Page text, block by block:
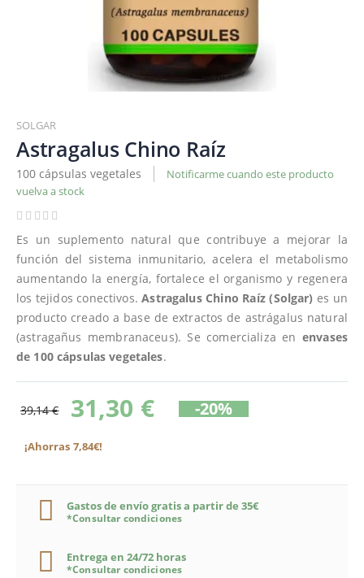
al
comienzo
de
la
galería
de
SOLGAR
Astragalus Chino Raíz
100 cápsulas vegetales
Notificarme cuando este producto
vuelva a stock
Es un suplemento natural que contribuye a mejorar la
función del sistema inmunitario, acelera el metabolismo
aumentando la energía, fortalece el organismo y regenera
los tejidos conectivos.Astragalus Chino Raíz (Solgar) es un
producto creado a base de extractos de astrágalus natural
(astragañus membranaceus). Se comercializa enenvases
de 100 cápsulas vegetales.
39,14 € 31,30 € -20%
¡Ahorras 7,84€!
Gastos de envío gratis a partir de 35€
*Consultar condiciones
Entrega en 24/72 horas
*Consultar condiciones